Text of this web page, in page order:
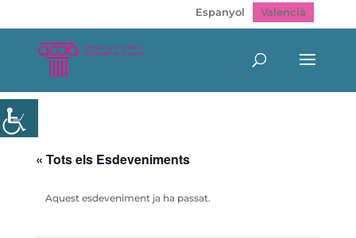
Espanyol Valencià
« Tots els Esdeveniments
Aquest esdeveniment ja ha passat.